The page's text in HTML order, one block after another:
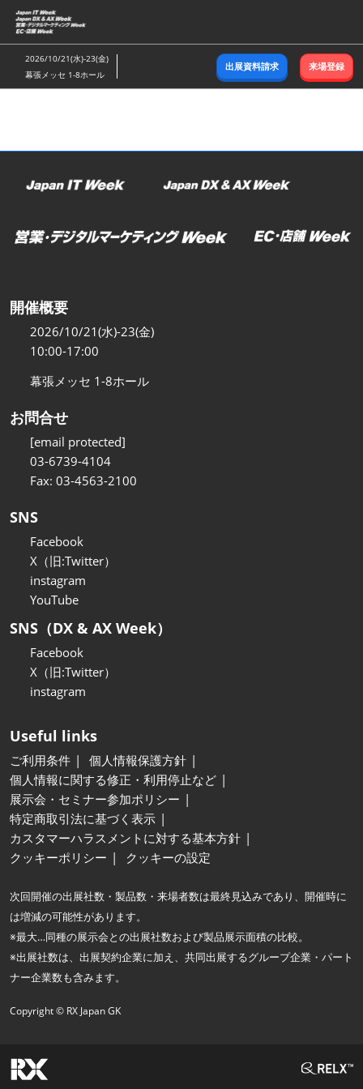
ス
キ
ッ
し
む
2026/10/21(水)-23(金)
幕張メッセ 1-8ホール
出展資料請求 来場登録
開催概要
2026/10/21(水)-23(金)
10:00-17:00
幕張メッセ 1-8ホール
お問合せ
[email protected]
03-6739-4104
Fax: 03-4563-2100
SNS
Facebook
X（旧:Twitter）
instagram
YouTube
SNS（DX & AX Week）
Facebook
X（旧:Twitter）
instagram
Useful links
ご利用条件
個人情報保護方針
個人情報に関する修正・利用停止など
展示会・セミナー参加ポリシー
特定商取引法に基づく表示
カスタマーハラスメントに対する基本方針
クッキーポリシー
クッキーの設定
次回開催の出展社数・製品数・来場者数は最終見込みであり、開催時に
は増減の可能性があります。
※最大…同種の展示会との出展社数および製品展示面積の比較。
※出展社数は、出展契約企業に加え、共同出展するグループ企業・パート
ナー企業数も含みます。
Copyright © RX Japan GK